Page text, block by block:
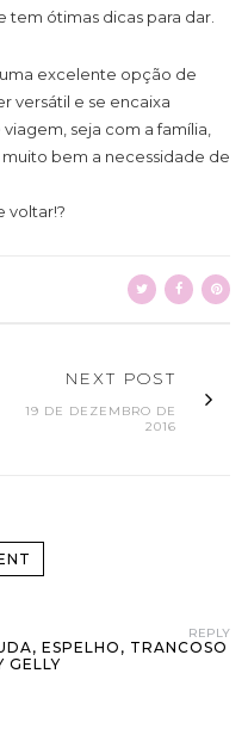
tem ótimas dicas para dar.
excelente opção de
versátil e se encaixa
seja com a família,
bem a necessidade de
voltar!?
NEXT POST
19 DE DEZEMBRO DE
2016
REPLY
ESPELHO, TRANCOSO
GELLY